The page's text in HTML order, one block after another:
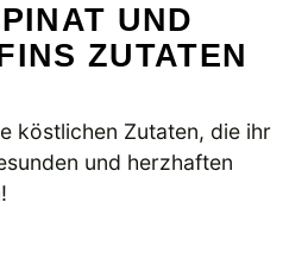
UND
ZUTATEN
köstlichen Zutaten, die ihr
und herzhaften